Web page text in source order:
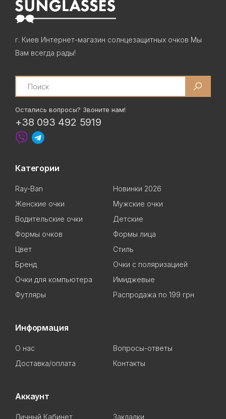
г. Киев Интернет-магазин солнцезащитных очков Мы
Вам всегда рады!
Search
Остались вопросы? Звоните нам!
+38 093 492 5919
Категории
Ray-Ban
Новинки 2026
Женские очки
Мужские очки
Водительские очки
Детские
Формы очков
Формы лица
Цвет
Стиль
Бренд
Очки с поляризацией
Очки для компьютера
Имиджевые
Футляры
Распродажа по 199 грн
Информация
О нас
Вопросы-ответы
Доставка/оплата
Контакты
Аккаунт
Личный Кабинет Закладки